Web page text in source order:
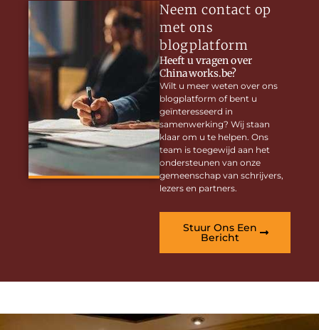
Neem contact op
met ons
blogplatform
Heeft u vragen over
Chinaworks.be?
Wilt u meer weten over ons
blogplatform of bent u
geïnteresseerd in
samenwerking? Wij staan
klaar om u te helpen. Ons
team is toegewijd aan het
ondersteunen van onze
gemeenschap van schrijvers,
lezers en partners.
Stuur Ons Een
Bericht